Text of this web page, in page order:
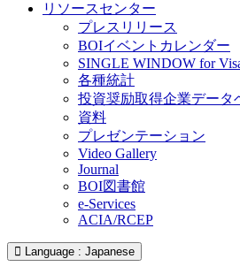
リソースセンター
プレスリリース
BOIイベントカレンダー
SINGLE WINDOW for
各種統計
投資奨励取得企業データ
資料
プレゼンテーション
Video Gallery
Journal
BOI図書館
e-Services
ACIA/RCEP
Language : Japanese